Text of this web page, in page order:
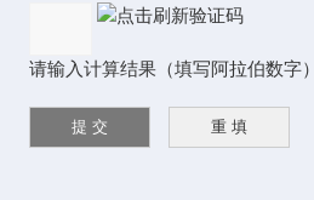
请输入计算结果（填写阿拉伯数字）